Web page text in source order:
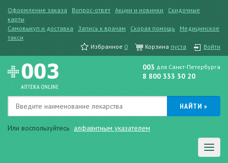
Оформление заказа Вопрос-ответ Акции и новинки
Скидочные
карты
Самовыкуп и доставка
Запись к врачам Скорая помощь
Медицинское
такси
Избранное 0 Корзина пуста Войти
Или воспользуйтесь алфавитным указателем
003 для Санкт-Петербурга
8 800 333 30 20